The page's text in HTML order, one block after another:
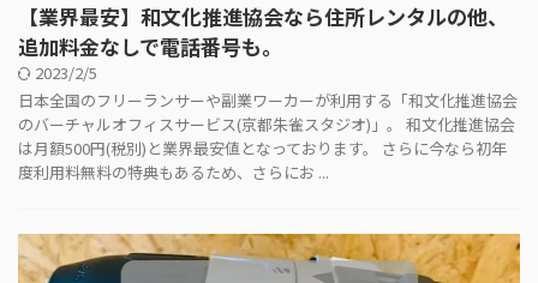
【業界最安】和文化推進協会なら住所レンタルの他、
追加料金なしで電話番号も。
2023/2/5
日本全国のフリーランサーや副業ワーカーが利用する「和文化推進協会
のバーチャルオフィスサービス(京都朱雀スタジオ)」。 和文化推進協会
は月額500円(税別)と業界最安値となっております。 さらに今なら初年
度利用料無料の特典もあるため、さらにお ...